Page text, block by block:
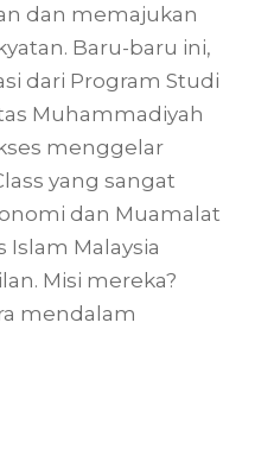
dan memajukan
Baru-baru ini,
dari Program Studi
Muhammadiyah
menggelar
yang sangat
dan Muamalat
Islam Malaysia
Misi mereka?
mendalam